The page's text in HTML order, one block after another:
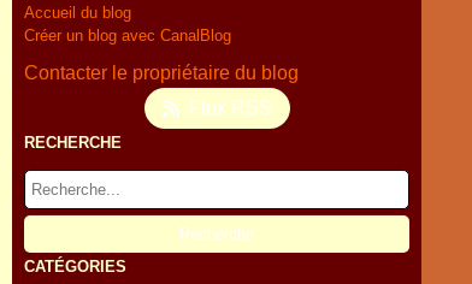
Accueil du blog
Créer un blog avec CanalBlog
Contacter le propriétaire du blog
Flux RSS
RECHERCHE
CATÉGORIES